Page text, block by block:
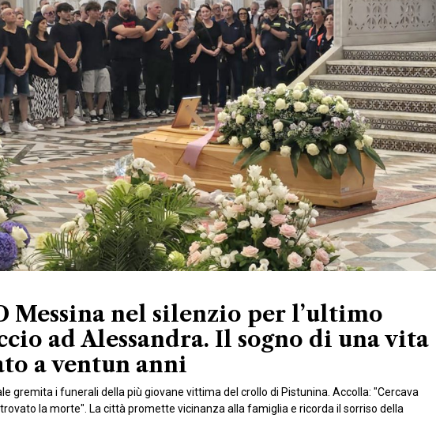
Messina nel silenzio per l’ultimo
ad Alessandra. Il sogno di una vita
a ventun anni
gremita i funerali della più giovane vittima del crollo di Pistunina. Accolla: "Cercava
trovato la morte". La città promette vicinanza alla famiglia e ricorda il sorriso della